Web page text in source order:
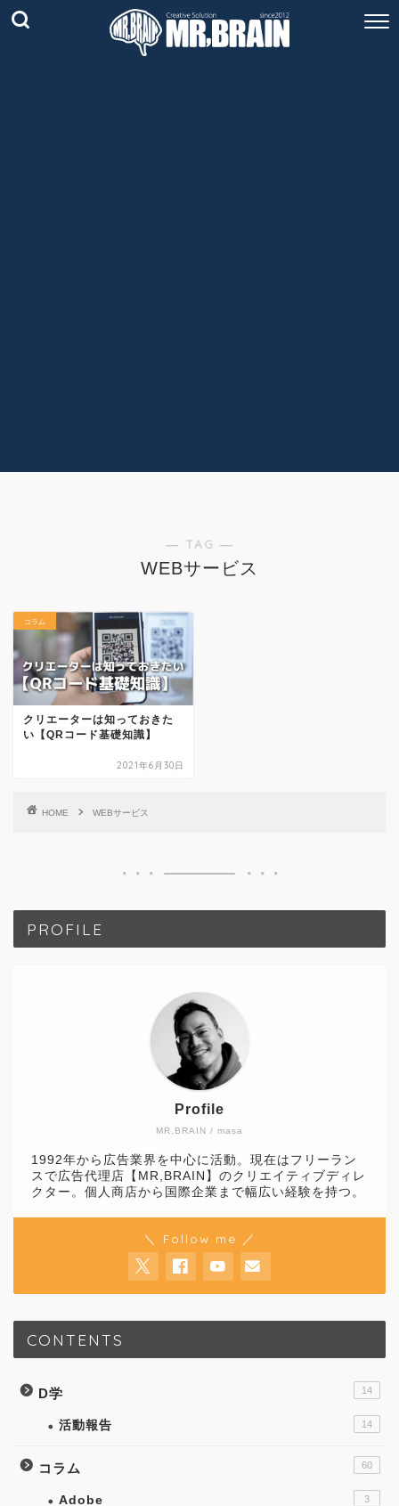
― TAG ―
WEBサービス
コラム
クリエーターは知っておきた
い【QRコード基礎知識】
2021年6月30日
HOME WEBサービス
PROFILE
MR,BRAIN / masa
Profile
1992年から広告業界を中心に活動。現在はフリーラン
スで広告代理店【MR,BRAIN】のクリエイティブディレ
クター。個人商店から国際企業まで幅広い経験を持つ。
＼ Follow me ／
CONTENTS
D学 14
活動報告 14
コラム 60
Adobe 3